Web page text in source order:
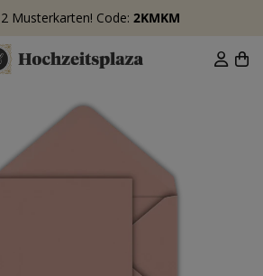
Musterkarten! Code: 2KMKM